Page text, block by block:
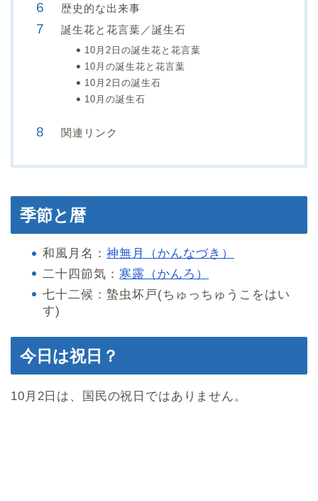
歴史的な出来事
誕生花と花言葉／誕生石
10月2日の誕生花と花言葉
10月の誕生花と花言葉
10月2日の誕生石
10月の誕生石
関連リンク
季節と暦
和風月名： 神無月（かんなづき）
二十四節気： 寒露（かんろ）
七十二候：蟄虫坏戸(ちゅっちゅうこをはい
す)
今日は祝日？
10月2日は、国民の祝日ではありません。